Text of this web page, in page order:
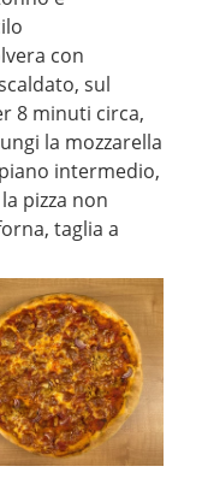
con
sul
8 minuti circa,
la mozzarella
intermedio,
pizza non
taglia a